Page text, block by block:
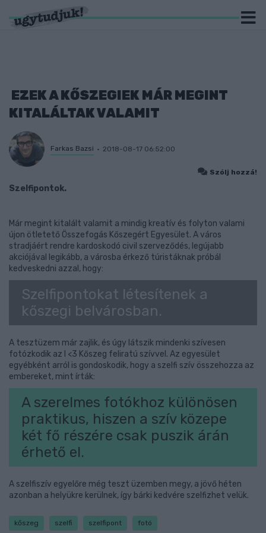
EZEK A KŐSZEGIEK MÁR MEGINT
KITALÁLTAK VALAMIT
Farkas Bazsi 2018-08-17 06:52:00
Szólj hozzá!
Szelfipontok.
Már megint kitalált valamit a mindig kreatív és folyton valami
újon ötletető Összefogás Kőszegért Egyesület. A város
stradjáért rendre kardoskodó civil szerveződés, legújabb
akciójával legikább, a városba érkező túristáknak próbál
kedveskedni azzal, hogy:
Szelfipontokat létesítenek a
kőszegi belvárosban.
A tesztüzem már zajlik, és úgy látszik mindenki szívesen
fotózkodik az I <3 Kőszeg feliratú szívvel. Az egyesület
egyébként arról is gondoskodik, hogy a szelfi szív összehozza az
embereket, mint írták:
A szerelmes fotókhoz különösen
praktikus, hiszen a szív közepe
két fő részére csak puszik árán
érhető el.
A szelfiszív egyelőre még teszt üzemben megy, a jövő héten
azonban a helyükre kerülnek, így bárki kedvére szelfizhet velük.
kőszeg szelfi szelfipont fotó